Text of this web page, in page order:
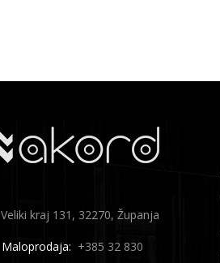
Veliki kraj 131, 32270, Županja
Maloprodaja: +385 32 830